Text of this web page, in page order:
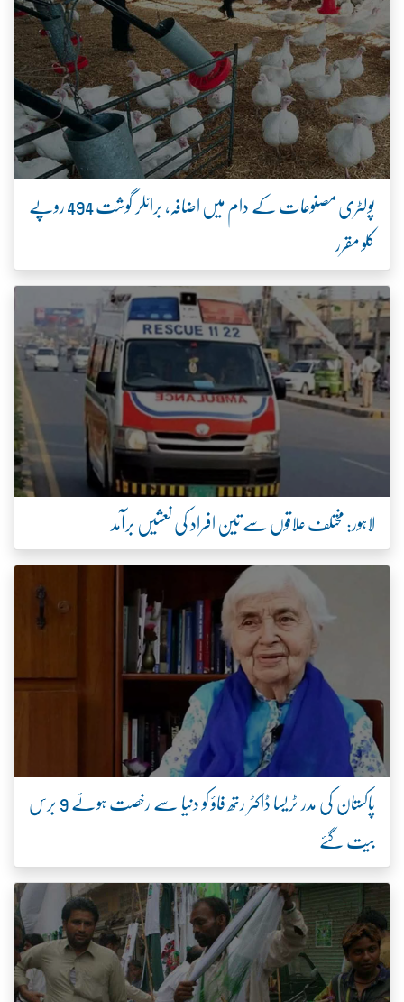
پولٹری مصنوعات کے دام میں اضافہ، برائلر گوشت 494 روپے
کلو مقرر
لاہور: مختلف علاقوں سے تین افراد کی نعشیں برآمد
پاکستان کی مدر ٹریسا ڈاکٹر رتھ فاؤ کو دنیا سے رخصت ہوئے 9 برس
بیت گئے